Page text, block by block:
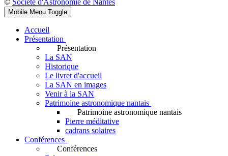
© Société d'Astronomie de Nantes
Mobile Menu Toggle
Accueil
Présentation
Présentation
La SAN
Historique
Le livret d'accueil
La SAN en images
Venir à la SAN
Patrimoine astronomique nantais
Patrimoine astronomique nantais
Pierre méditative
cadrans solaires
Conférences
Conférences